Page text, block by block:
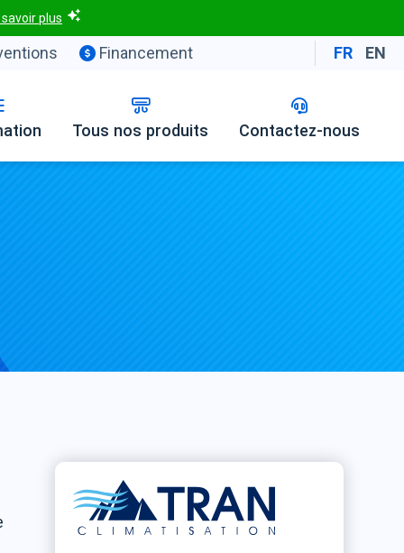
savoir plus
Financement FR EN
Tous nos produits Contactez-nous